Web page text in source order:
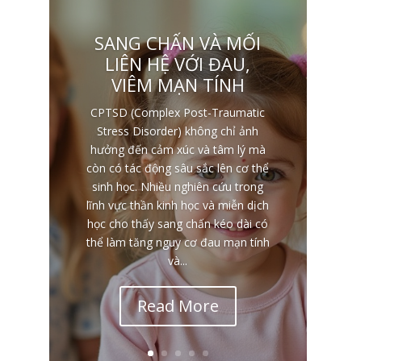
CHA MẸ CÀNG BẠO
HÀNH, ĐỨA TRẺ CÀNG
THƯƠNG VÀ BẢO VỆ
Một trong những điều khiến nhiều
người khó hiểu nhất trong sang
chấn thời thơ ấu là: tại sao một đứa
trẻ bị đánh đập, sỉ nhục hoặc làm
tổn thương lại vẫn yêu thương, bênh
vực và bảo vệ chính cha mẹ của
mình? Nhiều người nhìn từ bên
ngoài có thể nghĩ rằng đứa trẻ...
Read More